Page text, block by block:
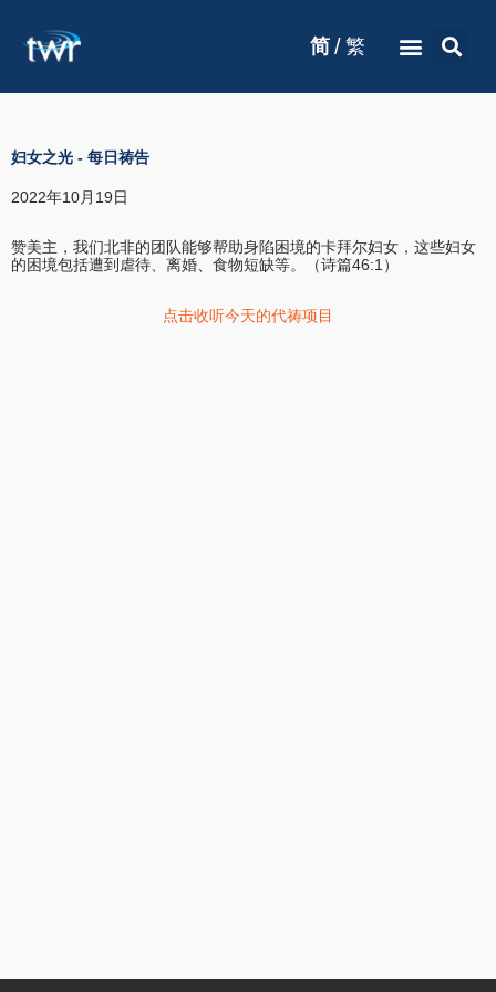
简 / 繁
妇女之光 - 每日祷告
2022年10月19日
赞美主，我们北非的团队能够帮助身陷困境的卡拜尔妇女，这些妇女
的困境包括遭到虐待、离婚、食物短缺等。（诗篇46:1）
点击收听今天的代祷项目